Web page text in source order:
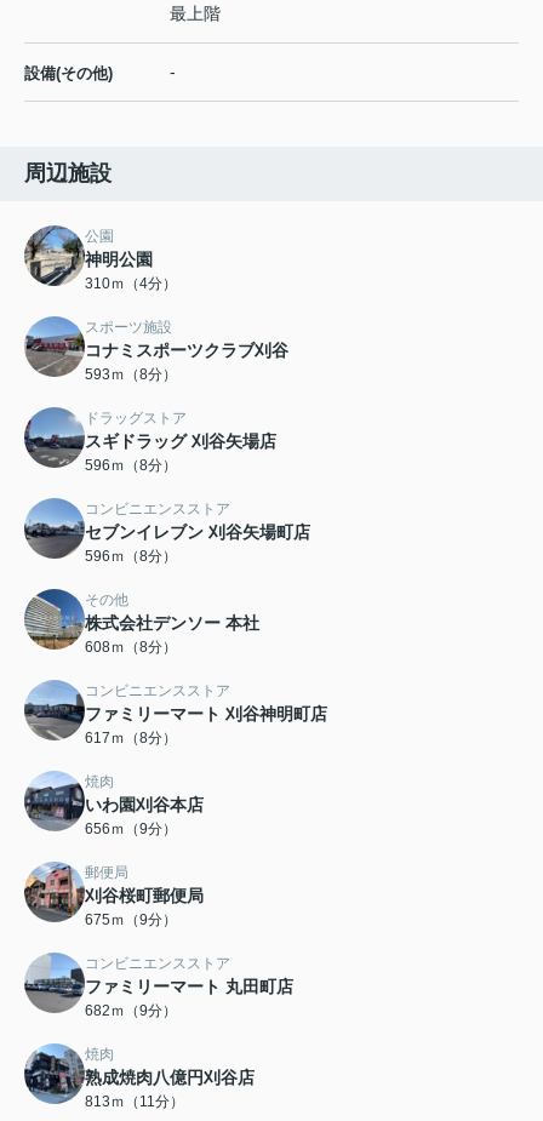
最上階
設備(その他) -
周辺施設
公園
神明公園
310ｍ（4分）
スポーツ施設
コナミスポーツクラブ刈谷
593ｍ（8分）
ドラッグストア
スギドラッグ 刈谷矢場店
596ｍ（8分）
コンビニエンスストア
セブンイレブン 刈谷矢場町店
596ｍ（8分）
その他
株式会社デンソー 本社
608ｍ（8分）
コンビニエンスストア
ファミリーマート 刈谷神明町店
617ｍ（8分）
焼肉
いわ園刈谷本店
656ｍ（9分）
郵便局
刈谷桜町郵便局
675ｍ（9分）
コンビニエンスストア
ファミリーマート 丸田町店
682ｍ（9分）
焼肉
熟成焼肉八億円刈谷店
813ｍ（11分）